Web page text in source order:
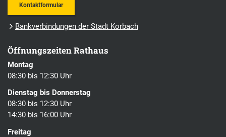
Kontaktformular
Bankverbindungen der Stadt Korbach
Öffnungszeiten Rathaus
Montag
08:30 bis 12:30 Uhr
Dienstag bis Donnerstag
08:30 bis 12:30 Uhr
14:30 bis 16:00 Uhr
Freitag